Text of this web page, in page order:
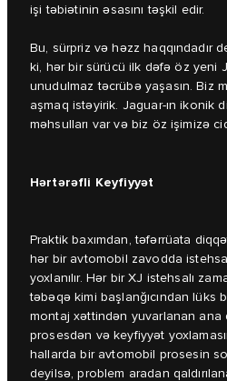
işi təbiətinin əsasını təşkil edir.
Bu, sürpriz və həzz haqqındadır
ki, hər bir sürücü ilk dəfə öz yeni
unudulmaz təcrübə yaşasın. Biz
aşmaq istəyirik. Jaguar-ın ikonik
məhsulları var və biz öz işimizə
Hərtərəfli Keyfiyyət
Praktik baxımdan, təfərrüata
hər bir avtomobil zavodda
yoxlanılır. Hər bir XJ istehsalı
təbəqə kimi başlanğıcından lüks
montaj xəttindən yuvarlanan ana
prosesdən və keyfiyyət
hallarda bir avtomobil prosesin
deyilsə, problem aradan